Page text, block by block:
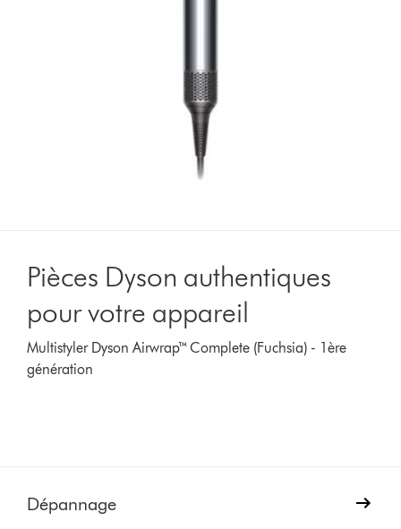
Pièces Dyson authentiques
pour votre appareil
Multistyler Dyson Airwrap™ Complete (Fuchsia) - 1ère
génération
Dépannage